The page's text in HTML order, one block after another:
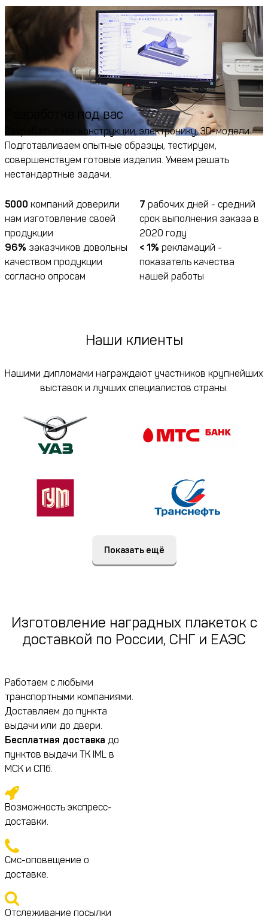
Разработка под вас
Разрабатываем конструкции, электронику, 3D-модели.
Подготавливаем опытные образцы, тестируем,
совершенствуем готовые изделия. Умеем решать
нестандартные задачи.
5000 компаний доверили
нам изготовление своей
продукции
7 рабочих дней - средний
срок выполнения заказа в
2020 году
96% заказчиков довольны
качеством продукции
согласно опросам
< 1% рекламаций -
показатель качества
нашей работы
Наши клиенты
Нашими дипломами награждают участников крупнейших
выставок и лучших специалистов страны.
Показать ещё
Изготовление наградных плакеток c
доставкой по России, СНГ и ЕАЭС
Работаем с любыми
транспортными компаниями.
Доставляем до пункта
выдачи или до двери.
Бесплатная доставка до
пунктов выдачи ТК IML в
МСК и СПб.
Возможность экспресс-
доставки.
Смс-оповещение о
доставке.
Отслеживание посылки